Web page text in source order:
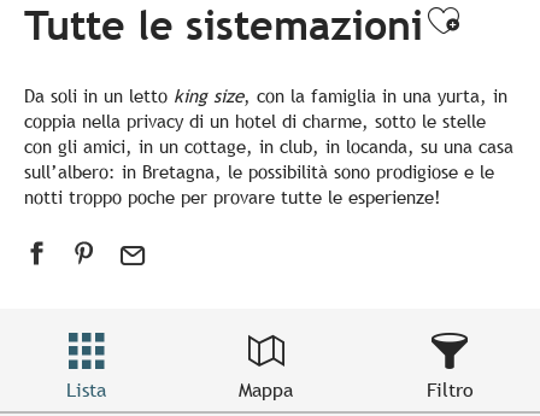
Tutte le sistemazioni
Da soli in un letto king size, con la famiglia in una yurta, in
coppia nella privacy di un hotel di charme, sotto le stelle
con gli amici, in un cottage, in club, in locanda, su una casa
sull’albero: in Bretagna, le possibilità sono prodigiose e le
notti troppo poche per provare tutte le esperienze!
Lista Mappa Filtro